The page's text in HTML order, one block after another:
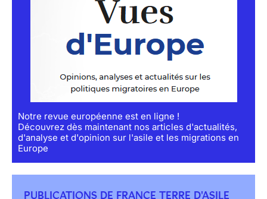
Notre revue européenne est en ligne !
Découvrez dès maintenant nos articles d'actualités,
d'analyse et d'opinion sur l'asile et les migrations en
Europe
PUBLICATIONS DE FRANCE TERRE D'ASILE